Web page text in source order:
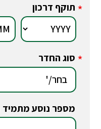
* תוקף דרכון
* סוג החדר
מספר נוסע מתמיד